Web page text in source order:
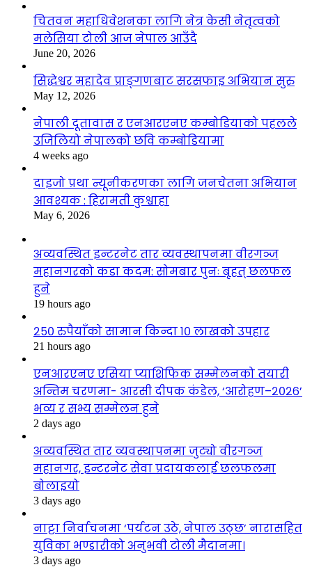
चितवन महाधिवेशनका लागि नेत्र केसी नेतृत्वको
मलेसिया टोली आज नेपाल आउँदै
June 20, 2026
सिद्धेश्वर महादेव प्राङ्गणबाट सरसफाइ अभियान सुरु
May 12, 2026
नेपाली दूतावास र एनआरएनए कम्बोडियाको पहलले
उजिलियो नेपालको छवि कम्बोडियामा
4 weeks ago
दाइजो प्रथा न्यूनीकरणका लागि जनचेतना अभियान
आवश्यक : हिरामती कुश्वाहा
May 6, 2026
अव्यवस्थित इन्टरनेट तार व्यवस्थापनमा वीरगञ्ज
महानगरको कडा कदम: सोमबार पुनः बृहत् छलफल
हुने
19 hours ago
२५० रुपैयाँको सामान किन्दा १० लाखको उपहार
21 hours ago
एनआरएनए एसिया प्याशिफिक सम्मेलनको तयारी
अन्तिम चरणमा- आरसी दीपक कंडेल, ‘आरोहण–२०२६’
भव्य र सभ्य सम्मेलन हुने
2 days ago
अव्यवस्थित तार व्यवस्थापनमा जुट्यो वीरगञ्ज
महानगर, इन्टरनेट सेवा प्रदायकलाई छलफलमा
बोलाइयो
3 days ago
नाट्टा निर्वाचनमा ‘पर्यटन उठे, नेपाल उठ्छ’ नारासहित
युविका भण्डारीको अनुभवी टोली मैदानमा।
3 days ago